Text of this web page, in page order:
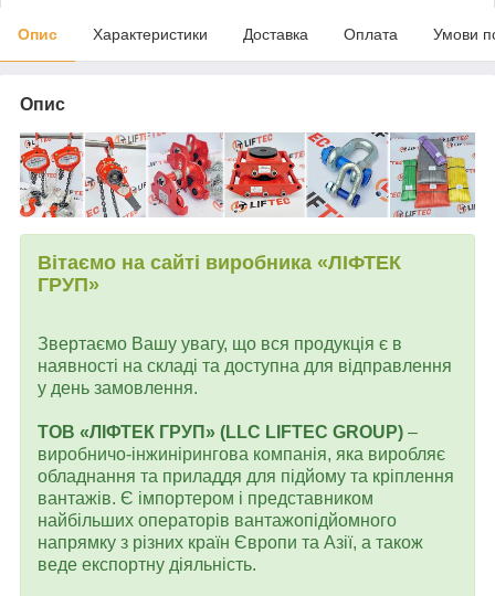
Опис Характеристики Доставка Оплата Умови
Опис
Вітаємо на сайті виробника «ЛІФТЕК
ГРУП»
Звертаємо Вашу увагу, що вся продукція є в
наявності на складі та доступна для відправлення
у день замовлення.
ТОВ «ЛІФТЕК ГРУП» (LLC LIFTEC GROUP) –
виробничо-інжинірингова компанія, яка виробляє
обладнання та приладдя для підйому та кріплення
вантажів. Є імпортером і представником
найбільших операторів вантажопідйомного
напрямку з різних країн Європи та Азії, а також
веде експортну діяльність.